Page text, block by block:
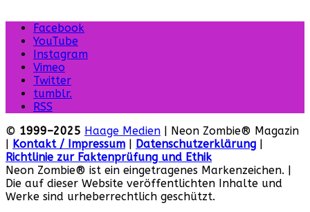
Facebook
YouTube
Instagram
Vimeo
Twitter
tumblr.
RSS
© 1999–2025 Haage Medien | Neon Zombie® Magazin
| Kontakt / Impressum | Datenschutzerklärung |
Richtlinie zur Faktenprüfung und Ethik
Neon Zombie® ist ein eingetragenes Markenzeichen. |
Die auf dieser Website veröffentlichten Inhalte und
Werke sind urheberrechtlich geschützt.